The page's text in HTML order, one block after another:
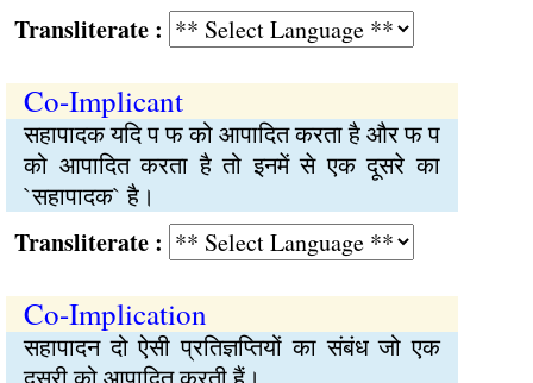
:
Co-Implicant
सहापादक यदि प फ को आपादित करता है और फ प
को आपादित करता है तो इनमें से एक दूसरे का
`सहापादक` है।
:
Co-Implication
सहापादन दो ऐसी प्रतिज्ञप्तियों का संबंध जो एक